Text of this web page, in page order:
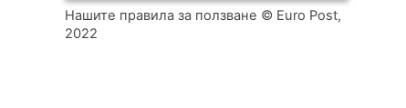
Нашите правила за ползване © Euro Post,
2022